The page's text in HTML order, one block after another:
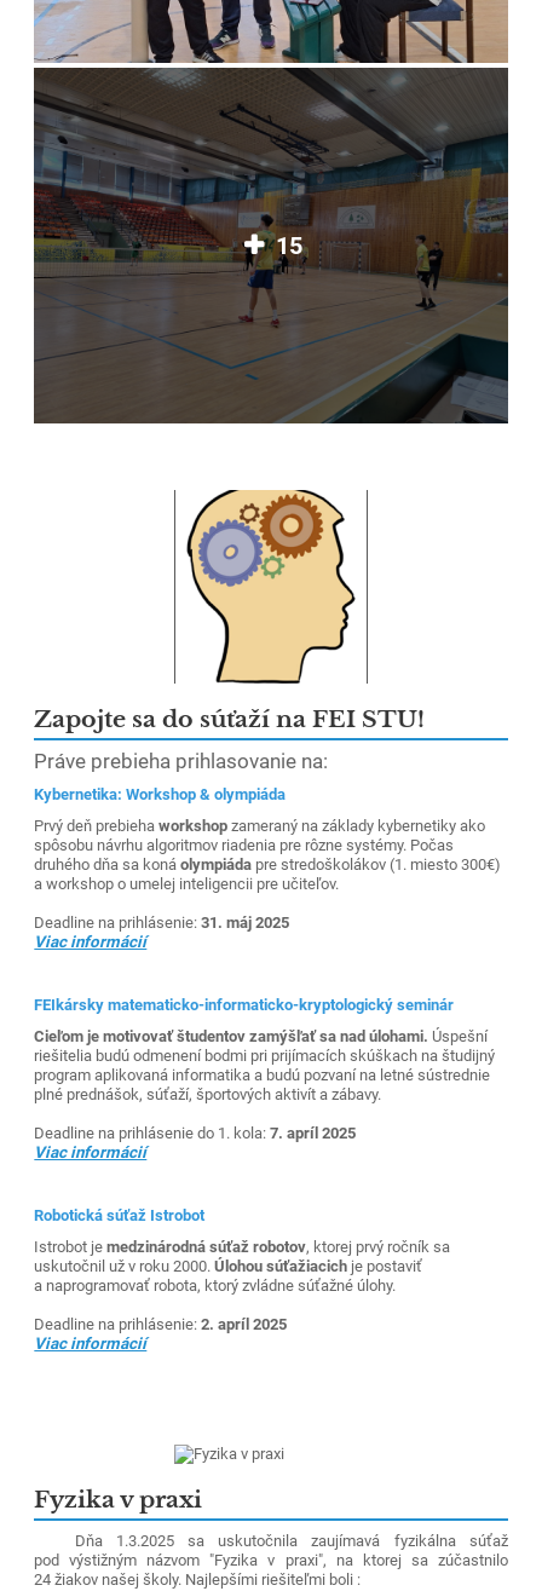
15
Zapojte sa do súťaží na FEI STU!
Práve prebieha prihlasovanie na:
Kybernetika: Workshop & olympiáda
Prvý deň prebiehaworkshopzameraný na základy kybernetiky ako
spôsobu návrhu algoritmov riadenia pre rôzne systémy. Počas
druhého dňa sa konáolympiáda pre stredoškolákov (1. miesto 300€)
a workshop o umelej inteligencii pre učiteľov.
Deadline na prihlásenie: 31. máj 2025
Viac informácií
FEIkársky matematicko-informaticko-kryptologický seminár
Cieľom je motivovať študentov zamýšľať sa nad úlohami. Úspešní
riešitelia budú odmenení bodmi pri prijímacích skúškach na študijný
program aplikovaná informatika a budú pozvaní na letné sústrednie
plné prednášok, súťaží, športových aktivít a zábavy.
Deadline na prihlásenie do 1. kola:7. apríl 2025
Viac informácií
Robotická súťaž Istrobot
Istrobot jemedzinárodná súťaž robotov, ktorej prvý ročník sa
uskutočnil už v roku 2000.Úlohou súťažiacich je postaviť
a naprogramovať robota, ktorý zvládne súťažné úlohy.
Deadline na prihlásenie:2. apríl 2025
Viac informácií
Fyzika v praxi
Dňa 1.3.2025 sa uskutočnila zaujímavá fyzikálna súťaž
pod výstižným názvom "Fyzika v praxi", na ktorej sa zúčastnilo
24 žiakov našej školy. Najlepšími riešiteľmi boli :